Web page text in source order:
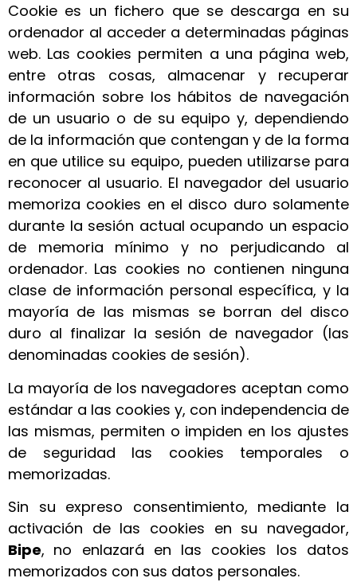
Cookie es un fichero que se descarga en su
ordenador al acceder a determinadas páginas
web. Las cookies permiten a una página web,
entre otras cosas, almacenar y recuperar
información sobre los hábitos de navegación
de un usuario o de su equipo y, dependiendo
de la información que contengan y de la forma
en que utilice su equipo, pueden utilizarse para
reconocer al usuario. El navegador del usuario
memoriza cookies en el disco duro solamente
durante la sesión actual ocupando un espacio
de memoria mínimo y no perjudicando al
ordenador. Las cookies no contienen ninguna
clase de información personal específica, y la
mayoría de las mismas se borran del disco
duro al finalizar la sesión de navegador (las
denominadas cookies de sesión).
La mayoría de los navegadores aceptan como
estándar a las cookies y, con independencia de
las mismas, permiten o impiden en los ajustes
de seguridad las cookies temporales o
memorizadas.
Sin su expreso consentimiento, mediante la
activación de las cookies en su navegador,
Bipe, no enlazará en las cookies los datos
memorizados con sus datos personales.